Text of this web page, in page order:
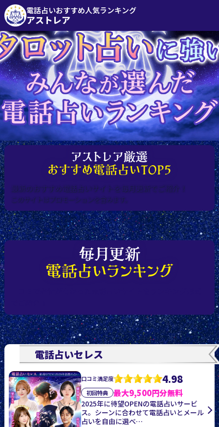
電話占いおすすめ人気ランキング
アストレア
最新のおすすめ電話占いサイトを毎月更新でご紹介！
このサイトはプロモーションを含みます。
電話占いセレス
口コミ満足度 4.98
初回特典 最大9,500円分無料
2025年に待望OPENの電話占いサービ
ス。シーンに合わせて電話占いとメール
占いを自由に選べ…